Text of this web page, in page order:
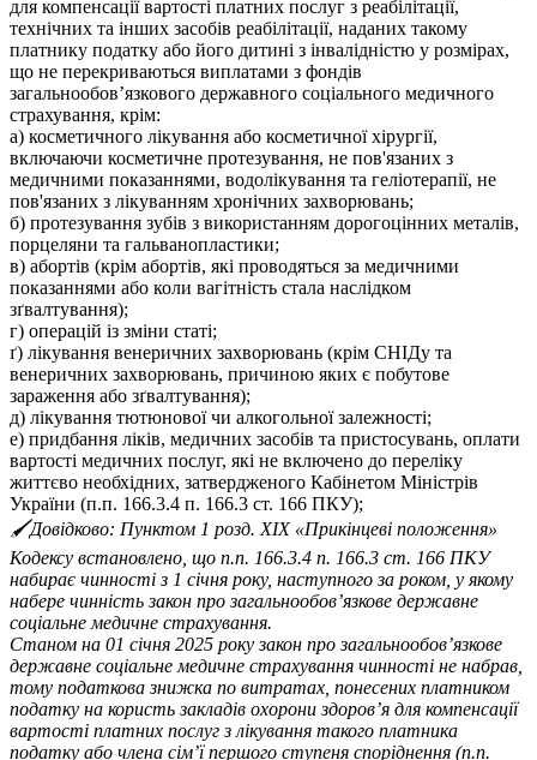
для компенсації вартості платних послуг з реабілітації,
технічних та інших засобів реабілітації, наданих такому
платнику податку або його дитині з інвалідністю у розмірах,
що не перекриваються виплатами з фондів
загальнообов’язкового державного соціального медичного
страхування, крім:
а) косметичного лікування або косметичної хірургії,
включаючи косметичне протезування, не пов'язаних з
медичними показаннями, водолікування та геліотерапії, не
пов'язаних з лікуванням хронічних захворювань;
б) протезування зубів з використанням дорогоцінних металів,
порцеляни та гальванопластики;
в) абортів (крім абортів, які проводяться за медичними
показаннями або коли вагітність стала наслідком
зґвалтування);
г) операцій із зміни статі;
ґ) лікування венеричних захворювань (крім СНІДу та
венеричних захворювань, причиною яких є побутове
зараження або зґвалтування);
д) лікування тютюнової чи алкогольної залежності;
е) придбання ліків, медичних засобів та пристосувань, оплати
вартості медичних послуг, які не включено до переліку
життєво необхідних, затвердженого Кабінетом Міністрів
України (п.п. 166.3.4 п. 166.3 ст. 166 ПКУ);
🖌Довідково: Пунктом 1 розд. ХІХ «Прикінцеві положення»
Кодексу встановлено, що п.п. 166.3.4 п. 166.3 ст. 166 ПКУ
набирає чинності з 1 січня року, наступного за роком, у якому
набере чинність закон про загальнообов’язкове державне
соціальне медичне страхування.
Станом на 01 січня 2025 року закон про загальнообов’язкове
державне соціальне медичне страхування чинності не набрав,
тому податкова знижка по витратах, понесених платником
податку на користь закладів охорони здоров’я для компенсації
вартості платних послуг з лікування такого платника
податку або члена сім’ї першого ступеня споріднення (п.п.